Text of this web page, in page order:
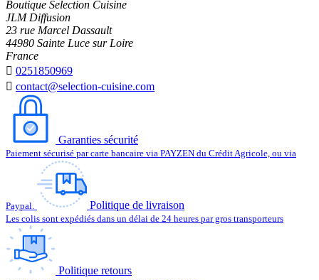
Boutique Selection Cuisine
JLM Diffusion
23 rue Marcel Dassault
44980 Sainte Luce sur Loire
France
 0251850969
 contact@selection-cuisine.com
Garanties sécurité
Paiement sécurisé par carte bancaire via PAYZEN du Crédit Agricole, ou via
Paypal. Politique de livraison
Les colis sont expédiés dans un délai de 24 heures par gros transporteurs
Politique retours